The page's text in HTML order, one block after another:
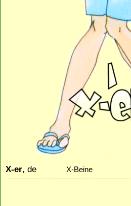
X-er, de X-Beine